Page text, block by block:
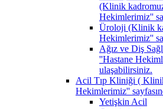
(Klinik
Hekimlerimiz''
Üroloji (Klinik
Hekimlerimiz''
Ağız ve Diş
''Hastane
ulaşabilirsiniz.
Acil Tıp Kliniği (
Hekimlerimiz''
Yetişkin Acil